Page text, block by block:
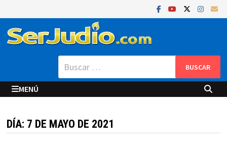
al
contenido
Buscar:
MENÚ
DÍA: 7 DE MAYO DE 2021